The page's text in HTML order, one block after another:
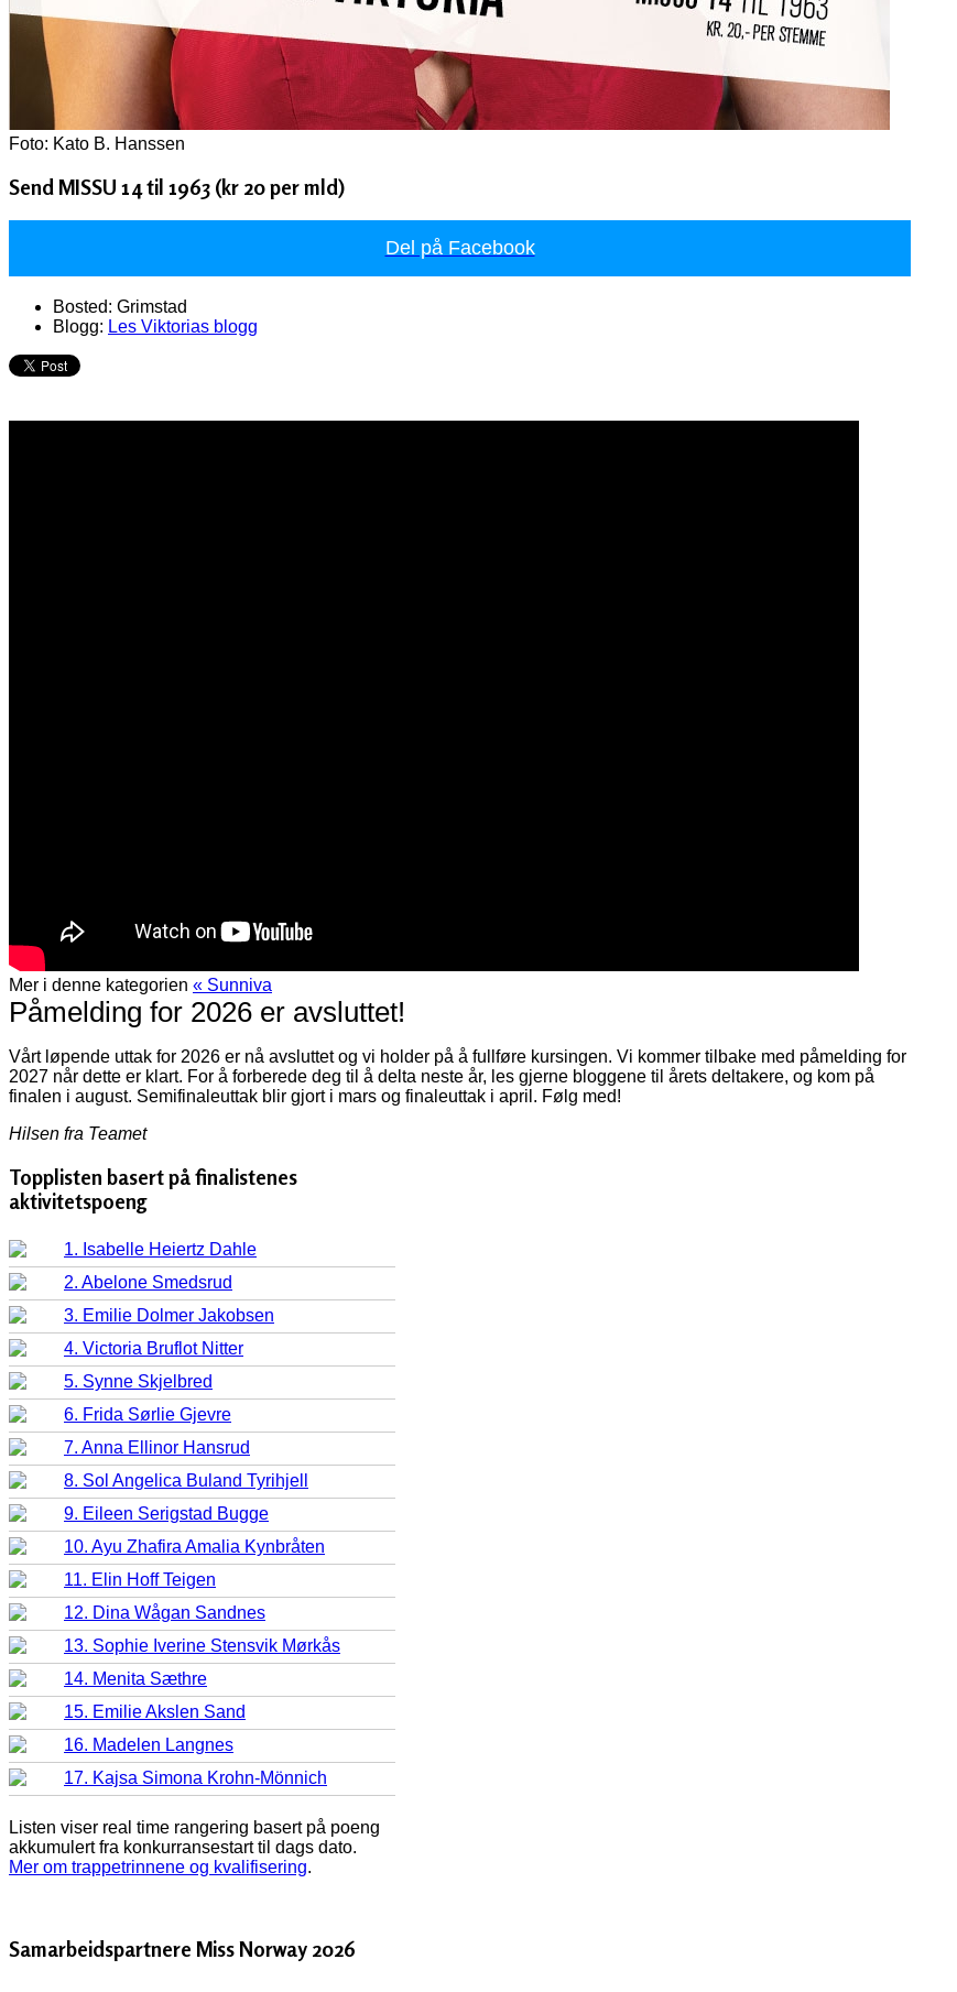
Foto: Kato B. Hanssen
Send MISSU 14 til 1963 (kr 20 per mld)
Del på Facebook
Bosted: Grimstad
Blogg: Les Viktorias blogg
Mer i denne kategorien « Sunniva
Påmelding for 2026 er avsluttet!
Vårt løpende uttak for 2026 er nå avsluttet og vi holder på å fullføre kursingen. Vi kommer tilbake med påmelding for
2027 når dette er klart. For å forberede deg til å delta neste år, les gjerne bloggene til årets deltakere, og kom på
finalen i august. Semifinaleuttak blir gjort i mars og finaleuttak i april. Følg med!
Hilsen fra Teamet
Topplisten basert på finalistenes
aktivitetspoeng
1. Isabelle Heiertz Dahle
2. Abelone Smedsrud
3. Emilie Dolmer Jakobsen
4. Victoria Bruflot Nitter
5. Synne Skjelbred
6. Frida Sørlie Gjevre
7. Anna Ellinor Hansrud
8. Sol Angelica Buland Tyrihjell
9. Eileen Serigstad Bugge
10. Ayu Zhafira Amalia Kynbråten
11. Elin Hoff Teigen
12. Dina Wågan Sandnes
13. Sophie Iverine Stensvik Mørkås
14. Menita Sæthre
15. Emilie Akslen Sand
16. Madelen Langnes
17. Kajsa Simona Krohn-Mönnich
Listen viser real time rangering basert på poeng
akkumulert fra konkurransestart til dags dato.
Mer om trappetrinnene og kvalifisering.
Samarbeidspartnere Miss Norway 2026